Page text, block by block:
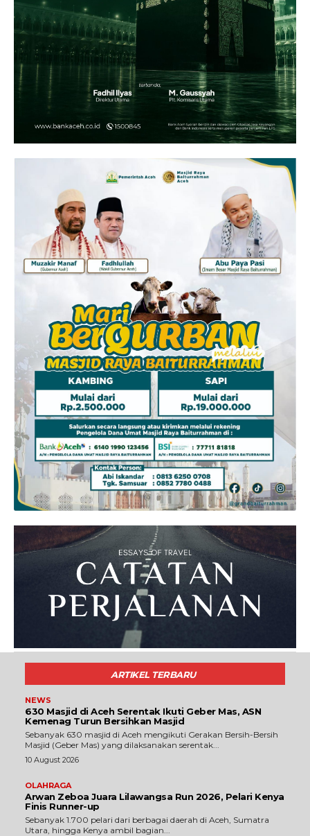
ARTIKEL TERBARU
NEWS
630 Masjid di Aceh Serentak Ikuti Geber Mas, ASN
Kemenag Turun Bersihkan Masjid
Sebanyak 630 masjid di Aceh mengikuti Gerakan Bersih-Bersih
Masjid (Geber Mas) yang dilaksanakan serentak...
10 August 2026
OLAHRAGA
Arwan Zeboa Juara Lilawangsa Run 2026, Pelari Kenya
Finis Runner-up
Sebanyak 1.700 pelari dari berbagai daerah di Aceh, Sumatra
Utara, hingga Kenya ambil bagian...